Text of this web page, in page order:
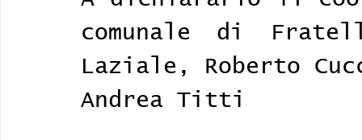
comunale di
Laziale, Roberto
Andrea Titti